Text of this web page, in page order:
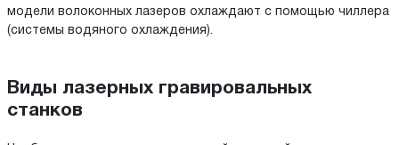
модели волоконных лазеров охлаждают с помощью чиллера
(системы водяного охлаждения).
Виды лазерных гравировальных
станков